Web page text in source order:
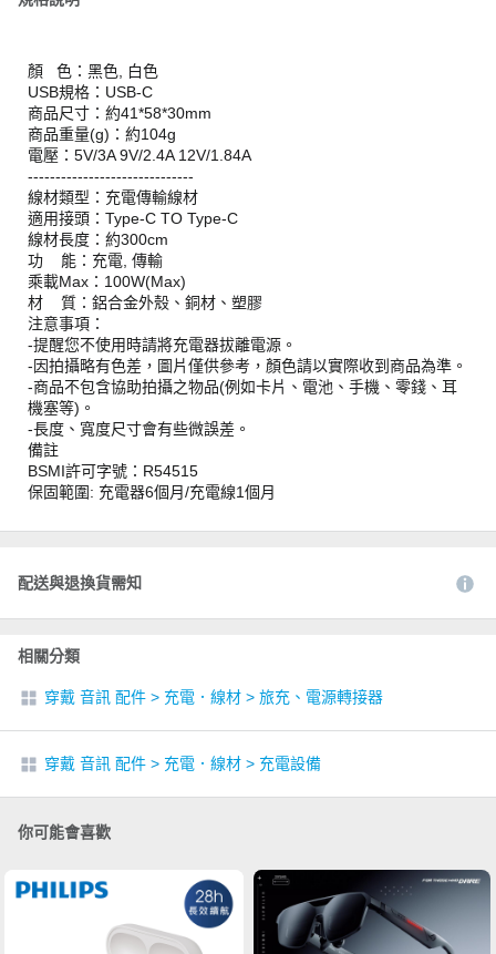
顏 色：黑色, 白色
USB規格：USB-C
商品尺寸：約41*58*30mm
商品重量(g)：約104g
電壓：5V/3A 9V/2.4A 12V/1.84A
------------------------------
線材類型：充電傳輸線材
適用接頭：Type-C TO Type-C
線材長度：約300cm
功 能：充電, 傳輸
乘載Max：100W(Max)
材 質：鋁合金外殼、銅材、塑膠
注意事項：
-提醒您不使用時請將充電器拔離電源。
-因拍攝略有色差，圖片僅供參考，顏色請以實際收到商品為準。
-商品不包含協助拍攝之物品(例如卡片、電池、手機、零錢、耳
機塞等)。
-長度、寬度尺寸會有些微誤差。
備註
BSMI許可字號：R54515
保固範圍: 充電器6個月/充電線1個月
配送與退換貨需知
相關分類
穿戴 音訊 配件 > 充電．線材 > 旅充、電源轉接器
穿戴 音訊 配件 > 充電．線材 > 充電設備
你可能會喜歡